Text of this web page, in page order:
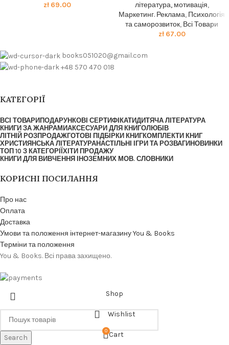
zł 69.00
література, мотивація,
Маркетинг. Реклама, Психологія
та саморозвиток, Всі Товари
zł67.00
books051020@gmail.com
+48 570 470 018
КАТЕГОРІЇ
ВСІ ТОВАРИ ПОДАРУНКОВІ СЕРТИФІКАТИДИТЯЧА ЛІТЕРАТУРА
КНИГИ ЗА ЖАНРАМИАКСЕСУАРИ ДЛЯ КНИГОЛЮБІВ
ЛІТНІЙ РОЗПРОДАЖГОТОВІ ПІДБІРКИ КНИГКОМПЛЕКТИ КНИГ
ХРИСТИЯНСЬКА ЛІТЕРАТУРАНАСТІЛЬНІ ІГРИ ТА РОЗВАГИ НОВИНКИ
ТОП 10 З КАТЕГОРІЇ ХІТИ ПРОДАЖУ
КНИГИ ДЛЯ ВИВЧЕННЯ ІНОЗЕМНИХ МОВ. СЛОВНИКИ
КОРИСНІ ПОСИЛАННЯ
Про нас
Оплата
Доставка
Умови та положення інтернет-магазину You & Books
Терміни та положення
You & Books. Всі права захищено.
Search
Shop
Wishlist
0 Cart